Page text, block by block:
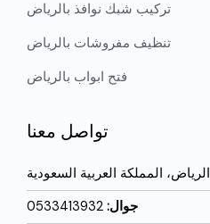
تركيب شبك نوافذ بالرياض
تنظيف مفروشات بالرياض
فتح ابواب بالرياض
تواصل معنا
الرياض، المملكة العربية السعودية
جوال: 0533413932